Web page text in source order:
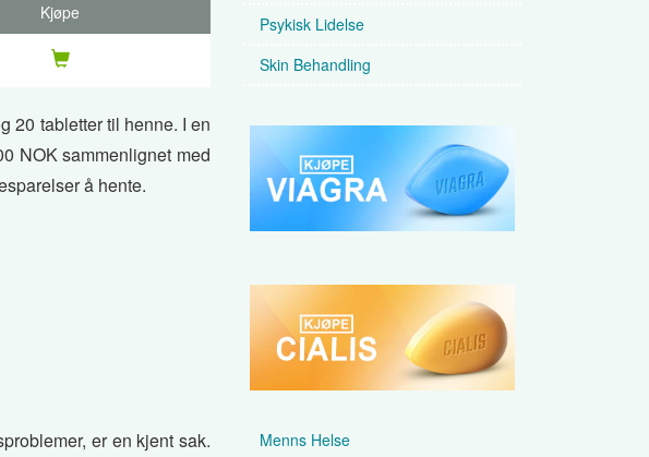
Kjøpe
20 tabletter til henne. I en
NOK sammenlignet med
å hente.
er en kjent sak.
Psykisk Lidelse
Skin Behandling
Menns Helse